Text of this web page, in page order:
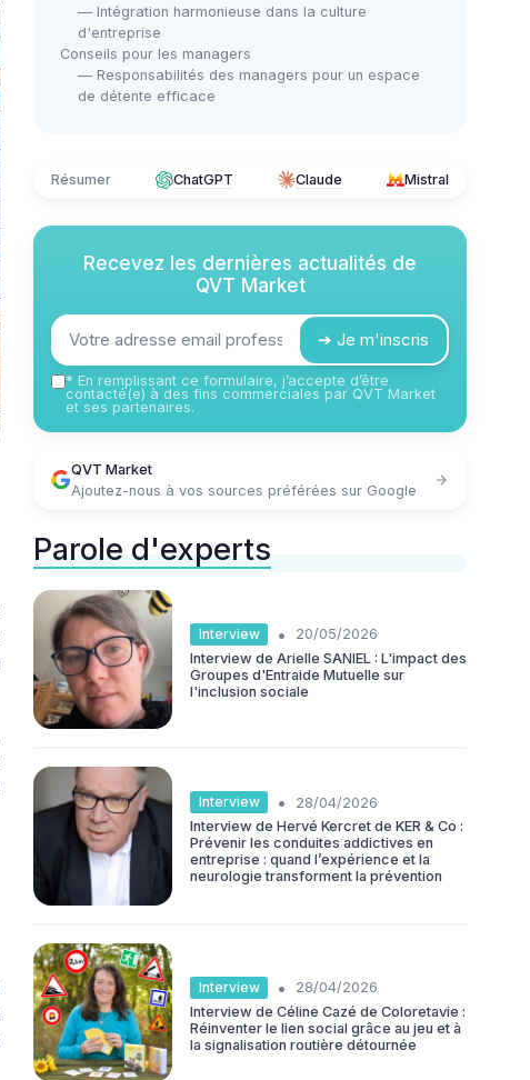
— Intégration harmonieuse dans la culture
d'entreprise
Conseils pour les managers
— Responsabilités des managers pour un espace
de détente efficace
Résumer ChatGPT Claude Mistral
Recevez les dernières actualités de
QVT Market
➔ Je m'inscris
* En remplissant ce formulaire, j’accepte d’être
contacté(e) à des fins commerciales par QVT Market
et ses partenaires.
QVT Market
Ajoutez-nous à vos sources préférées sur Google
Parole d'experts
Interview •
20/05/2026
Interview de Arielle SANIEL : L'impact des
Groupes d'Entraide Mutuelle sur
l'inclusion sociale
Interview •
28/04/2026
Interview de Hervé Kercret de KER & Co :
Prévenir les conduites addictives en
entreprise : quand l’expérience et la
neurologie transforment la prévention
Interview •
28/04/2026
Interview de Céline Cazé de Coloretavie :
Réinventer le lien social grâce au jeu et à
la signalisation routière détournée